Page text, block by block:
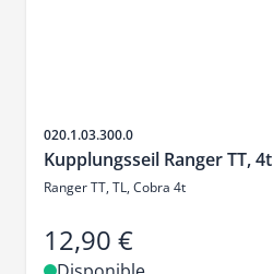
SKU
020.1.03.300.0
Kupplungsseil Ranger TT, 4t
Ranger TT, TL, Cobra 4t
12,90 €